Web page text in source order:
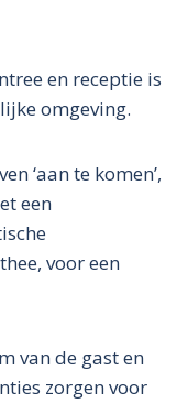
en receptie is
omgeving.
‘aan te komen’,
een
voor een
van de gast en
zorgen voor